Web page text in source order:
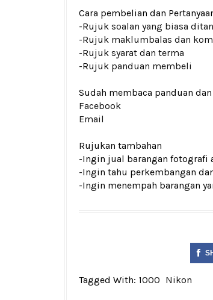
Cara pembelian dan
-Rujuk soalan yang biasa
-Rujuk maklumbalas dan
-Rujuk syarat dan terma
-Rujuk panduan membeli
Sudah membaca panduan
Facebook
Email
Rujukan tambahan
-Ingin jual barangan fotografi
-Ingin tahu perkembangan
-Ingin menempah barangan
Tagged With: 1000 Nikon